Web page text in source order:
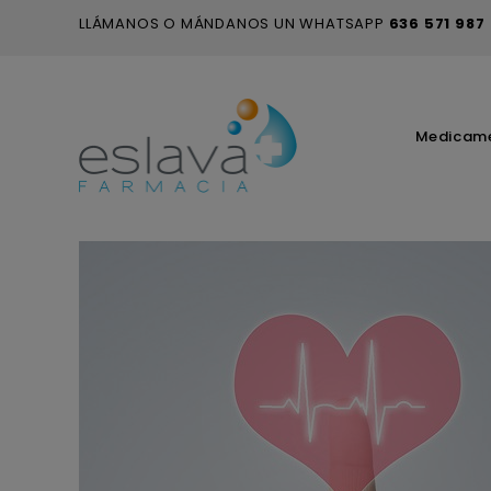
LLÁMANOS O MÁNDANOS UN WHATSAPP 636 571 987